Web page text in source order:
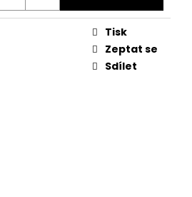
Tisk
Zeptat se
Sdílet